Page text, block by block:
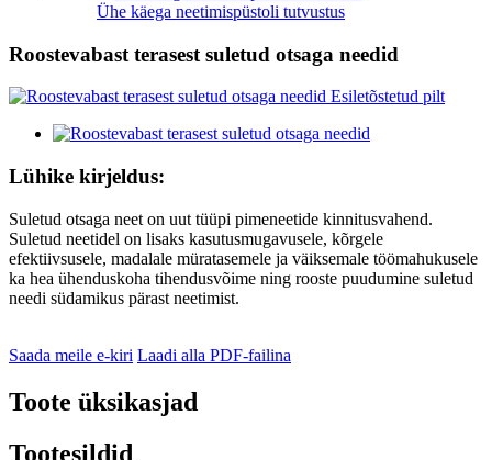
Ühe käega neetimispüstoli tutvustus
Roostevabast terasest suletud otsaga needid
Lühike kirjeldus:
Suletud otsaga neet on uut tüüpi pimeneetide kinnitusvahend.
Suletud neetidel on lisaks kasutusmugavusele, kõrgele
efektiivsusele, madalale müratasemele ja väiksemale töömahukusele
ka hea ühenduskoha tihendusvõime ning rooste puudumine suletud
needi südamikus pärast neetimist.
Saada meile e-kiri Laadi alla PDF-failina
Toote üksikasjad
Tootesildid